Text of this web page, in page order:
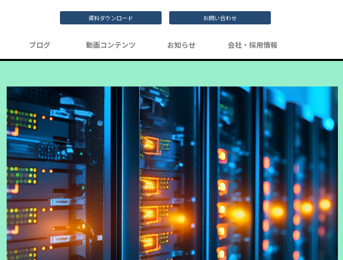
資料ダウンロード お問い合わせ
ブログ 動画コンテンツ お知らせ 会社・採用情報